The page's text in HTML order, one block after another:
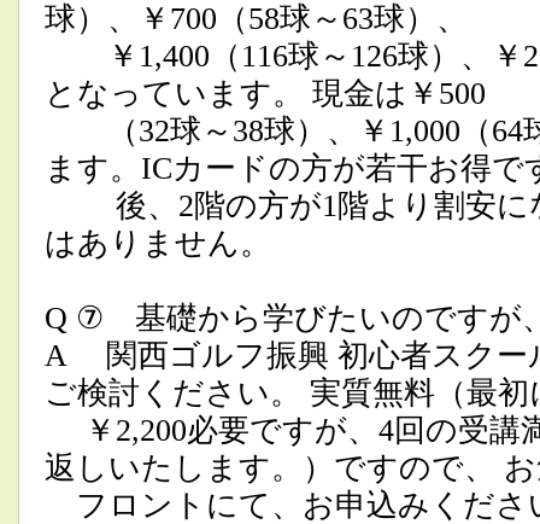
球）、￥700（58球～63球）、
￥1,400（116球～126球）、￥
となっています。 現金は￥500
（32球～38球）、￥1,000（64
ます。ICカードの方が若干お得で
後、2階の方が1階より割安に
はありません。
Q ⑦ 基礎から学びたいのですが
A 関西ゴルフ振興 初心者スクー
ご検討ください。 実質無料（最初
￥2,200必要ですが、4回の受講
返しいたします。）ですので、
フロントにて、お申込みくださ